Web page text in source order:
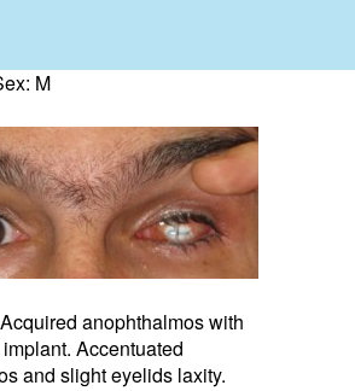
M
Acquired anophthalmos with
Accentuated
and slight eyelids laxity.